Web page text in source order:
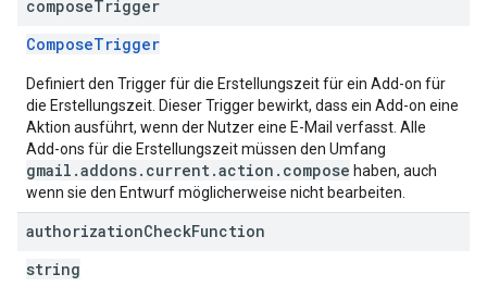
composeTrigger
ComposeTrigger
Definiert den Trigger für die Erstellungszeit für ein Add-on für
die Erstellungszeit. Dieser Trigger bewirkt, dass ein Add-on eine
Aktion ausführt, wenn der Nutzer eine E-Mail verfasst. Alle
Add-ons für die Erstellungszeit müssen den Umfang
gmail.addons.current.action.compose haben, auch
wenn sie den Entwurf möglicherweise nicht bearbeiten.
authorizationCheckFunction
string